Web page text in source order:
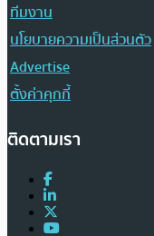
ทีมงาน
นโยบายความเป็นส่วนตัว
Advertise
ตั้งค่าคุกกี้
ติดตามเรา